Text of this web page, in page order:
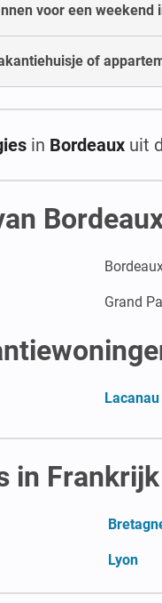
voor een weekend
of
in Bordeaux uit
Grand
Lacanau
in Frankrijk
Lyon